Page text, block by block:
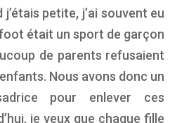
petite, j’ai souvent eu
foot était un sport de garçon
de parents refusaient
Nous avons donc un
pour enlever ces
je veux que chaque fille